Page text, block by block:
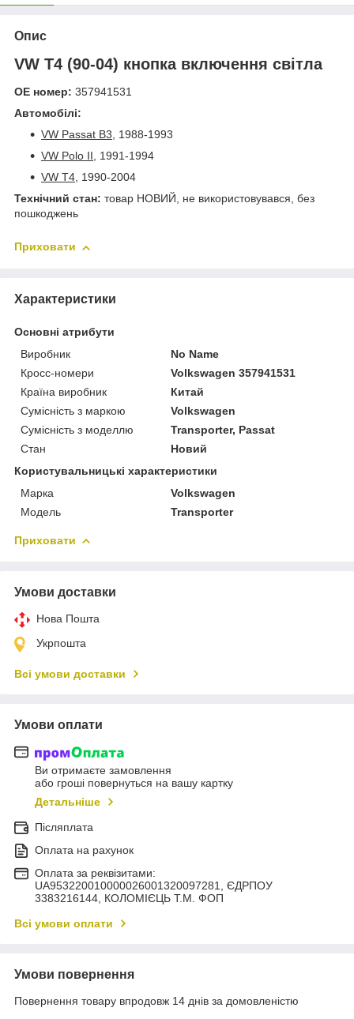
Опис
VW T4 (90-04) кнопка включення світла
ОЕ номер: 357941531
Автомобілі:
VW Passat B3, 1988-1993
VW Polo II, 1991-1994
VW T4, 1990-2004
Технічний стан: товар НОВИЙ, не використовувався, без
пошкоджень
Приховати
Характеристики
Основні атрибути
Виробник
No Name
Кросс-номери
Volkswagen 357941531
Країна виробник
Китай
Сумісність з маркою
Volkswagen
Сумісність з моделлю
Transporter, Passat
Стан
Новий
Користувальницькі характеристики
Марка
Volkswagen
Мoдель
Transporter
Приховати
Умови доставки
Нова Пошта
Укрпошта
Всі умови доставки
Умови оплати
Ви отримаєте замовлення
або гроші повернуться на вашу картку
Детальніше
Післяплата
Оплата на рахунок
Оплата за реквізитами:
UA953220010000026001320097281, ЄДРПОУ
3383216144, КОЛОМIЄЦЬ Т.М. ФОП
Всі умови оплати
Умови повернення
Повернення товару впродовж 14 днів за домовленістю